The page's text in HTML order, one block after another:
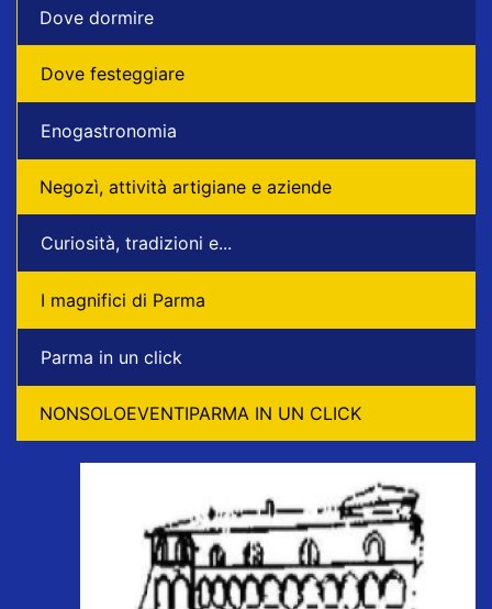
Dove dormire
Dove festeggiare
Enogastronomia
Negozì, attività artigiane e aziende
Curiosità, tradizioni e...
I magnifici di Parma
Parma in un click
NONSOLOEVENTIPARMA IN UN CLICK